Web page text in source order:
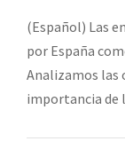
(Español) Las
por España
Analizamos las
importancia de